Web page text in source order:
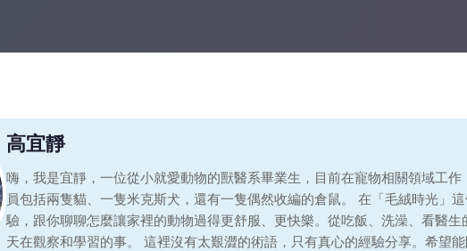
高宜靜
嗨，我是宜靜，一位從小就愛動物的獸醫系畢業生，目前在寵物相關領域工
員包括兩隻貓、一隻米克斯犬，還有一隻偶然收編的倉鼠。 在「毛絨時光」
驗，跟你聊聊怎麼讓家裡的動物過得更舒服、更快樂。從吃飯、洗澡、看醫
天在觀察和學習的事。 這裡沒有太艱澀的術語，只有真心的經驗分享。希望